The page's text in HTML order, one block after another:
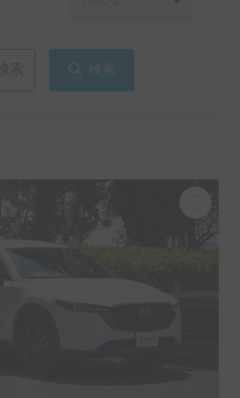
検索